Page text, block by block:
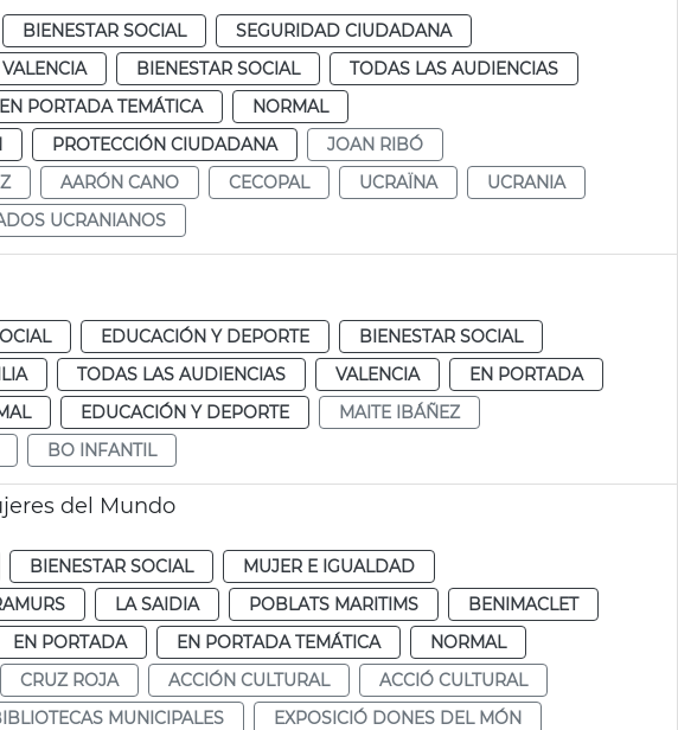
BIENESTAR SOCIAL
SEGURIDAD CIUDADANA
VALENCIA BIENESTAR SOCIAL
TODAS LAS AUDIENCIAS
EN PORTADA TEMÁTICA
NORMAL
PROTECCIÓN CIUDADANA
JOAN RIBÓ
AARÓN CANO CECOPAL UCRAÏNA
UCRANIA
UCRANIANOS
EDUCACIÓN Y DEPORTE
BIENESTAR SOCIAL
TODAS LAS AUDIENCIAS VALENCIA
EN PORTADA
EDUCACIÓN Y DEPORTE
MAITE IBÁÑEZ
BO INFANTIL
del Mundo
BIENESTAR SOCIAL
MUJER E IGUALDAD
LA SAIDIA POBLATS MARITIMS
BENIMACLET
EN PORTADA EN PORTADA TEMÁTICA
NORMAL
CRUZ ROJA ACCIÓN CULTURAL
ACCIÓ CULTURAL
MUNICIPALES
EXPOSICIÓ DONES DEL MÓN